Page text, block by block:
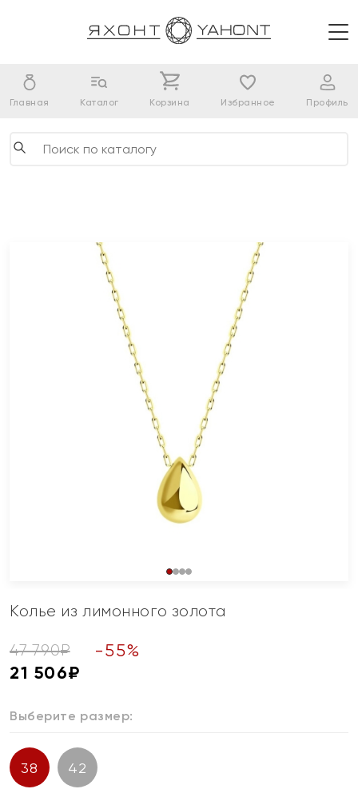
Главная Каталог Корзина Избранное Профиль
Колье из лимонного золота
47 790₽ -55%
21 506₽
Выберите размер:
38 42